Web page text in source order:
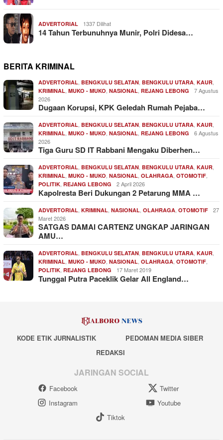
ADVERTORIAL 1337 Dilihat
14 Tahun Terbunuhnya Munir, Polri Didesa…
BERITA KRIMINAL
ADVERTORIAL BENGKULU SELATAN BENGKULU UTARA KAUR
KRIMINAL MUKO - MUKO NASIONAL REJANG LEBONG
7 Agustus
2026
Dugaan Korupsi, KPK Geledah Rumah Pejaba…
ADVERTORIAL BENGKULU SELATAN BENGKULU UTARA KAUR
KRIMINAL MUKO - MUKO NASIONAL REJANG LEBONG
6 Agustus
2026
Tiga Guru SD IT Rabbani Mengaku Diberhen…
ADVERTORIAL BENGKULU SELATAN BENGKULU UTARA KAUR
KRIMINAL MUKO - MUKO NASIONAL OLAHRAGA OTOMOTIF
POLITIK REJANG LEBONG 2 April 2026
Kapolresta Beri Dukungan 2 Petarung MMA …
ADVERTORIAL KRIMINAL NASIONAL OLAHRAGA OTOMOTIF
27
Maret 2026
SATGAS DAMAI CARTENZ UNGKAP JARINGAN
AMU…
ADVERTORIAL BENGKULU SELATAN BENGKULU UTARA KAUR
KRIMINAL MUKO - MUKO NASIONAL OLAHRAGA OTOMOTIF
POLITIK REJANG LEBONG 17 Maret 2019
Tunggal Putra Paceklik Gelar All England…
KODE ETIK JURNALISTIK
PEDOMAN MEDIA SIBER
REDAKSI
JARINGAN SOCIAL
Facebook
Twitter
Instagram
Youtube
Tiktok